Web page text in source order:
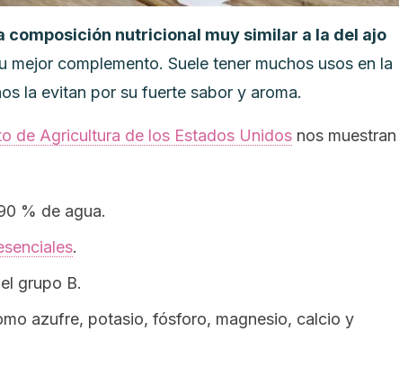
composición nutricional muy similar a la del ajo
mejor complemento. Suele tener muchos usos en la
la evitan por su fuerte sabor y aroma.
de Agricultura de los Estados Unidos nos muestran
% de agua.
.
grupo B.
azufre, potasio, fósforo, magnesio, calcio y